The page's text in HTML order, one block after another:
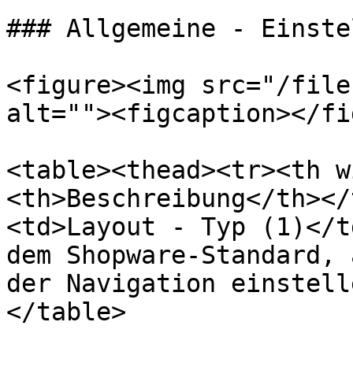
### Allgemeine -
<figure><img src="/files/
alt=""><figcaption></
<table><thead><tr><th
<th>Beschreibung</
<td>Layout - Typ (1)</
dem Shopware-
der Navigation